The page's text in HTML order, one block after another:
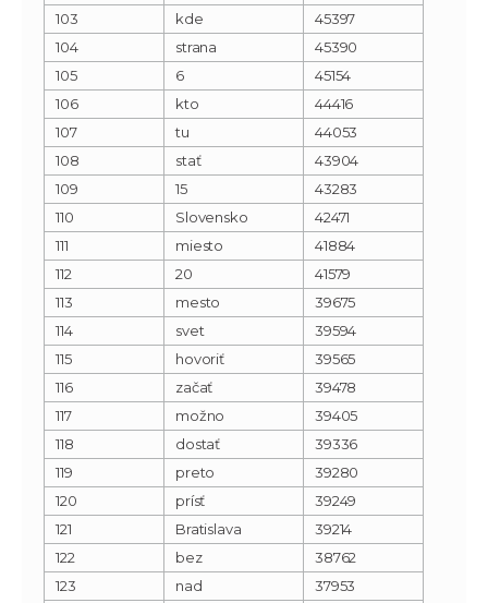
103
kde
45397
104
strana
45390
105
6
45154
106
kto
44416
107
tu
44053
108
stať
43904
109
15
43283
110
Slovensko
42471
111
miesto
41884
112
20
41579
113
mesto
39675
114
svet
39594
115
hovoriť
39565
116
začať
39478
117
možno
39405
118
dostať
39336
119
preto
39280
120
prísť
39249
121
Bratislava
39214
122
bez
38762
123
nad
37953